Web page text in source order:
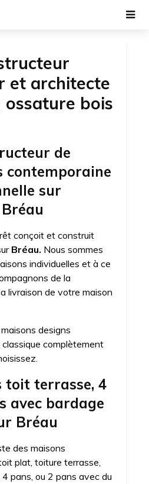
et architecte
ossature bois
de
contemporaine
sur
conçoit et construit
Bréau. Nous sommes
individuelles et à ce
de la
livraison de votre maison
designs
complètement
toit terrasse, 4
avec bardage
Bréau
des maisons
plat, toiture terrasse,
pans, ou 2 pans avec du